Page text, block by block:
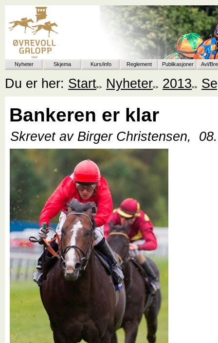
Nyheter Skjema Kurs/info Reglement Publikasjoner Avl/
Du er her: Start Nyheter 2013
Bankeren er klar
Skrevet av Birger Christensen,